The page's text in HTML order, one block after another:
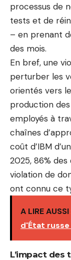
processus de
tests et de
– en prenant
des mois.
En bref, une
perturber les
orientés vers
production
employés à
chaînes
coût d’IBM
2025, 86%
violation de
ont connu ce
A LIRE AUSSI
d'État
L’impact des